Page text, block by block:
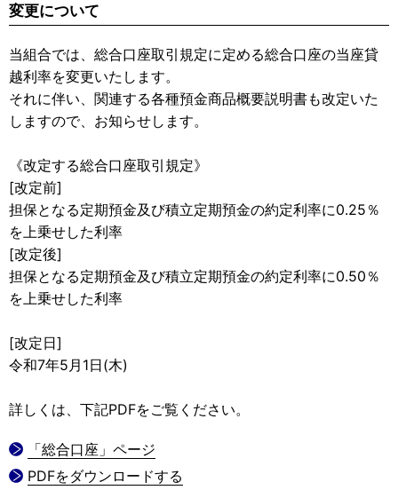
変更について
当組合では、総合口座取引規定に定める総合口座の当座貸
越利率を変更いたします。
それに伴い、関連する各種預金商品概要説明書も改定いた
しますので、お知らせします。
《改定する総合口座取引規定》
[改定前]
担保となる定期預金及び積立定期預金の約定利率に0.25％
を上乗せした利率
[改定後]
担保となる定期預金及び積立定期預金の約定利率に0.50％
を上乗せした利率
[改定日]
令和7年5月1日(木)
詳しくは、下記PDFをご覧ください。
「総合口座」ページ
PDFをダウンロードする